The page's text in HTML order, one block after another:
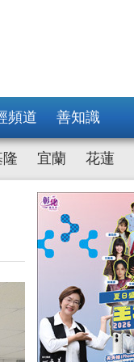
頻道 善知識
隆 宜蘭 花蓮